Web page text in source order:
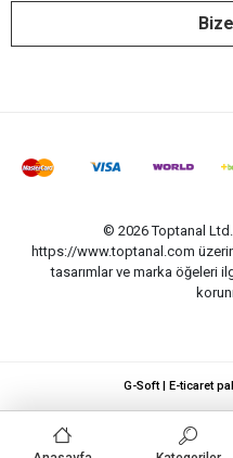
© 2026 Toptanal Ltd.
https://www.toptanal.com
tasarımlar ve marka öğeleri
G-Soft | E-ticaret